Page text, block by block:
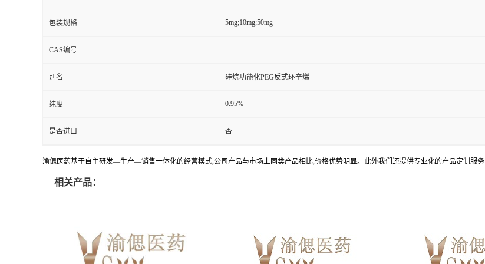
包装规格 5mg;10mg;50mg
CAS编号
别名 硅烷功能化PEG反式环辛烯
纯度 0.95%
是否进口 否
渝偲医药基于自主研发—生产—销售一体化的经营模式,公司产品与市场上同类产品相比,价格优势明显。此外我们还提供专业化的产品定制服务
相关产品：